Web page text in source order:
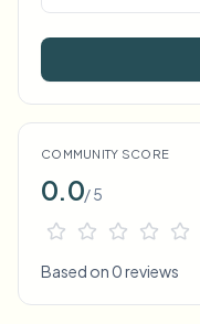
COMMUNITY SCORE
0.0/ 5
Based on 0 reviews